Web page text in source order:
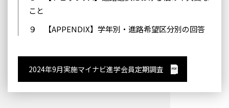
こと
９ 【APPENDIX】学年別・進路希望区分別の回答
2024年9月実施マイナビ進学会員定期調査